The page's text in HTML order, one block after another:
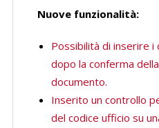
Nuove funzionalità:
Possibilità di inserire i
dopo la conferma
documento.
Inserito un controllo
del codice ufficio su